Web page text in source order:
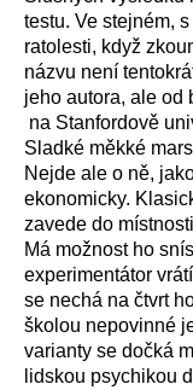
testu. Ve stejném,
ratolesti, když
názvu není
jeho autora, ale od
na Stanfordově
Sladké měkké
Nejde ale o ně,
ekonomicky.
zavede do
Má možnost ho
experimentátor
se nechá na čtvrt
školou nepovinné
varianty se dočká
lidskou psychikou